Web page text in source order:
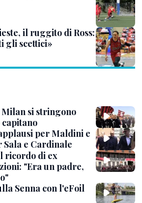
il ruggito di Ross:
gli scettici»
si stringono
per Maldini e
e Cardinale
ricordo di ex
"Era un padre,
Senna con l'eFoil